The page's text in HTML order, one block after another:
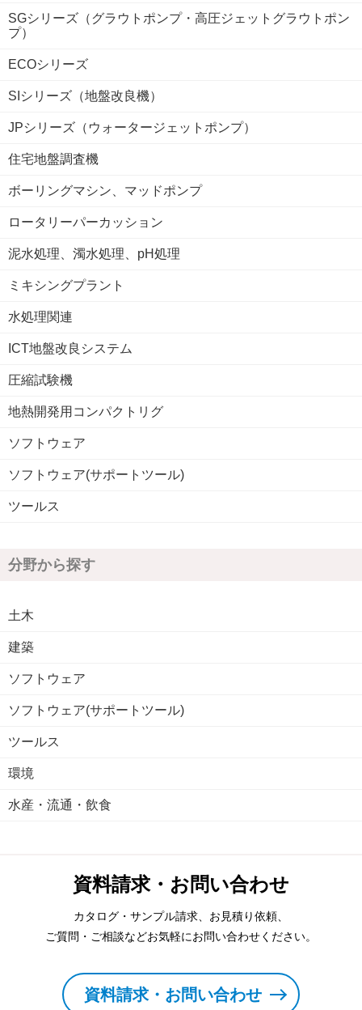
SGシリーズ（グラウトポンプ・高圧ジェットグラウトポン
プ）
ECOシリーズ
SIシリーズ（地盤改良機）
JPシリーズ（ウォータージェットポンプ）
住宅地盤調査機
ボーリングマシン、マッドポンプ
ロータリーパーカッション
泥水処理、濁水処理、pH処理
ミキシングプラント
水処理関連
ICT地盤改良システム
圧縮試験機
地熱開発用コンパクトリグ
ソフトウェア
ソフトウェア(サポートツール)
ツールス
分野から探す
土木
建築
ソフトウェア
ソフトウェア(サポートツール)
ツールス
環境
水産・流通・飲食
資料請求・お問い合わせ
カタログ・サンプル請求、お見積り依頼、
ご質問・ご相談などお気軽にお問い合わせください。
資料請求・お問い合わせ